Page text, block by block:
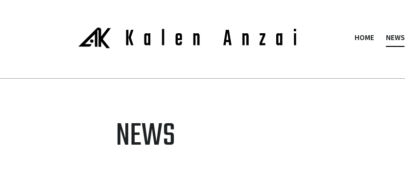
HOME NEWS
NEWS